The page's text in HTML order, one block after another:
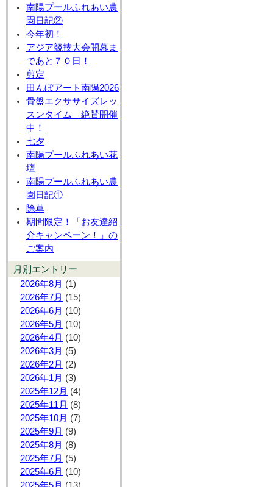
南陽プールふれあい農
園日記②
今年初！
アジア競技大会開幕ま
であと７０日！
剪定
田んぼアート南陽2026
骨盤エクササイズレッ
スンタイム 絶賛開催
中！
七夕
南陽プールふれあい花
壇
南陽プールふれあい農
園日記①
除草
期間限定！「お友達紹
介キャンペーン！」の
ご案内
月別エントリー
2026年8月 (1)
2026年7月 (15)
2026年6月 (10)
2026年5月 (10)
2026年4月 (10)
2026年3月 (5)
2026年2月 (2)
2026年1月 (3)
2025年12月 (4)
2025年11月 (8)
2025年10月 (7)
2025年9月 (9)
2025年8月 (8)
2025年7月 (5)
2025年6月 (10)